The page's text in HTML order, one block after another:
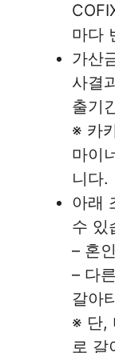
마다
가산
사결
출기
※ 카
마이
니다.
아래
수 있
– 혼
– 다
갈아
※ 단,
로 갈